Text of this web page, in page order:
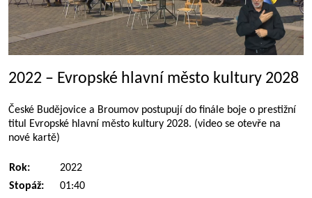
2022 – Evropské hlavní město kultury 2028
České Budějovice a Broumov postupují do finále boje o prestižní
titul Evropské hlavní město kultury 2028. (video se otevře na
nové kartě)
Rok:
2022
Stopáž:
01:40